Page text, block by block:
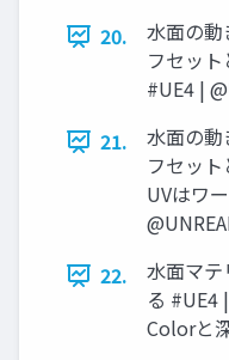
20.
水面の
フセッ
#UE4 |
21.
水面の
フセッ
UVはワ
22.
水面マ
る #UE4
Colorと